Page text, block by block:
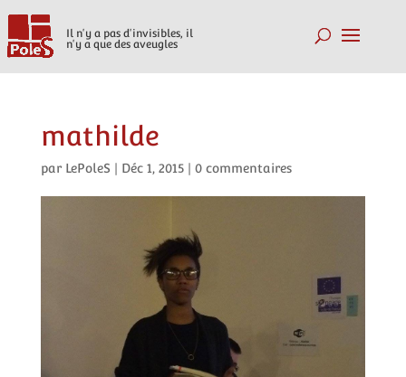
Il n'y a pas d'invisibles, il
n'y a que des aveugles
mathilde
par LePoleS Déc 1, 2015| 0 commentaires